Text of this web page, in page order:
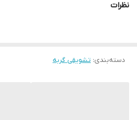
سلامت گربه ها توصیه می شود. در این
آباد در خدمت شماست.
نظرات
دسته‌بندی: تشویقی گربه